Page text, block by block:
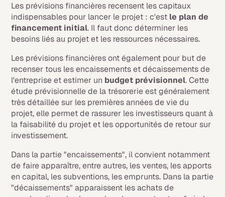
Les prévisions financières recensent les capitaux
indispensables pour lancer le projet : c'est le plan de
financement initial. Il faut donc déterminer les
besoins liés au projet et les ressources nécessaires.
Les prévisions financières ont également pour but de
recenser tous les encaissements et décaissements de
l'entreprise et estimer un budget prévisionnel. Cette
étude prévisionnelle de la trésorerie est généralement
très détaillée sur les premières années de vie du
projet, elle permet de rassurer les investisseurs quant à
la faisabilité du projet et les opportunités de retour sur
investissement.
Dans la partie "encaissements", il convient notamment
de faire apparaître, entre autres, les ventes, les apports
en capital, les subventions, les emprunts. Dans la partie
"décaissements" apparaissent les achats de